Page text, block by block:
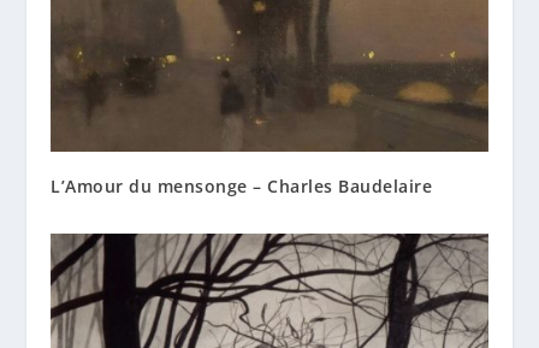
L’Amour du mensonge – Charles Baudelaire